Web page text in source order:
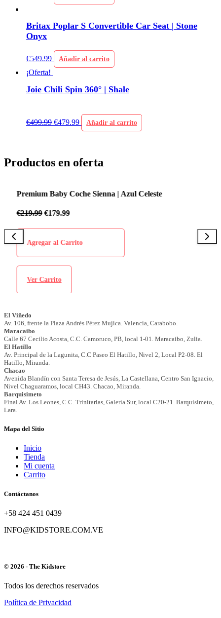
Britax Poplar S Convertible Car Seat | Stone
Onyx
€549.99 Añadir al carrito
¡Oferta!
Joie Chili Spin 360° | Shale
€499.99 €479.99 Añadir al carrito
Productos en oferta
Premium Baby Coche Sienna | Azul Celeste
219.99 €179.99
Agregar al Carrito
Ver Carrito
Mapa del Sitio
Inicio
Tienda
Mi cuenta
Carrito
Contáctanos
+58 424 451 0439
INFO@KIDSTORE.COM.VE
© 2026 - The Kidstore
Todos los derechos reservados
Política de Privacidad